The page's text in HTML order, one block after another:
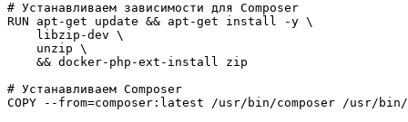
# Устанавливаем зависимости для Composer
RUN apt-get update && apt-get install -y \
    libzip-dev \
    unzip \
    && docker-php-ext-install zip
# Устанавливаем Composer
COPY --from=composer:latest /usr/bin/composer /usr/bin/